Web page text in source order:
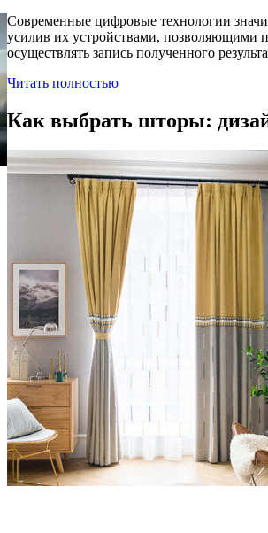
Современные цифровые технологии
усилив их устройствами, позволяющими
осуществлять запись полученного
Читать полностью
Как выбрать шторы: